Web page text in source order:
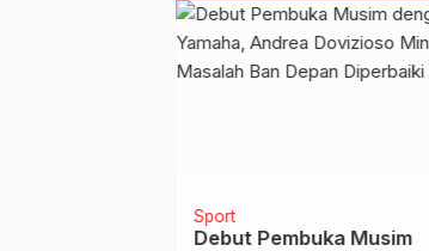
Sport
Debut Pembuka Musim